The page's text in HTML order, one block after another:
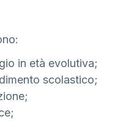
in età evolutiva;
scolastico;